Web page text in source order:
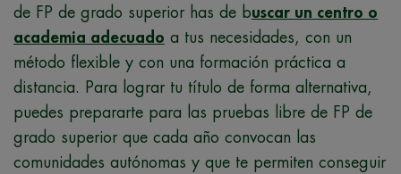
de FP de grado superior has de buscar un centro o
academia adecuado a tus necesidades, con un
método flexible y con una formación práctica a
distancia. Para lograr tu título de forma alternativa,
puedes prepararte para las pruebas libre de FP de
grado superior que cada año convocan las
comunidades autónomas y que te permiten conseguir